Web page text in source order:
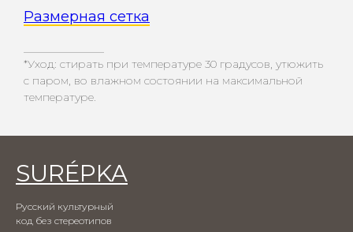
Размерная сетка
*Уход: стирать при температуре 30 градусов, утюжить
с паром, во влажном состоянии на максимальной
температуре.
SURÉPKA
Русский культурный
код без стереотипов